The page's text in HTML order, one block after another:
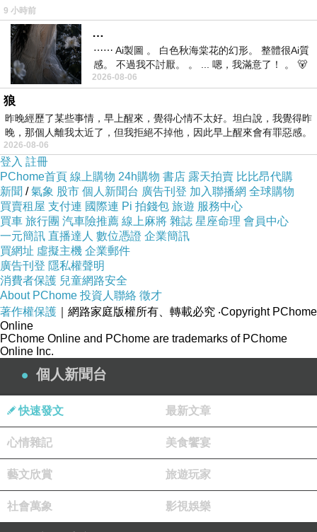
我誰都不要，請允許我，現在已經過了人生的四分之一，
如果是真的，現在我不敢肯定，現在我不敢肯定，那麼餘
下四分之三的時光請讓我來守護你好嗎？
日前想購入Puma Mobium Elite Speed V2 男鞋，想到家
裡原本舊的也使用了好幾年，該是換新的時候了。網路上
比價比了好久，最後決定在Yahoo奇摩購物中心購買！
現在這個物價越來越貴，但是薪資卻不太漲的年代，省錢
可以說是每個人都必須要會的技能，其實發現很多網購商
品，只要好好挑，就可以用最超值的價位買到所需的商
品。網路商店營業成本低、不受空間、時間的限制，整合
眾多種品牌，且網站流量高，如：
MOMO購物網
店......等都是全方位的購物網站，產品齊全、圖示說明清
楚，配送系統、退換貨機制健全，提供整套完整的購物、
客服系統，都是值得推薦的購物網站。購買商品，除了考
量價格以外，售後服務也是很重要的，不然縱使價格再便
宜，日後求助無門，也是十分惱人的，是吧！
在如今宅經濟的崛起，讓許多不愛出門的人們，只要家裡
9 小時前
…
⋯⋯ Ai製圖 。 白色秋海棠花的幻形。 整體很Ai質
感。 不過我不討厭。 。 ... 嗯，我滿意了！ 。 🐻
昨中
2026-08-06
狼
昨晚經歷了某些事情，早上醒來，覺得心情不太好。坦白說，我覺得昨
晚，那個人離我太近了，但我拒絕不掉他，因此早上醒來會有罪惡感。
2026-08-06
登入 註冊
PChome首頁 線上購物 24h購物 書店 露天拍賣 比比昂代購
新聞 /氣象 股市 個人新聞台 廣告刊登 加入聯播網 全球購物
買賣租屋 支付連 國際連 Pi 拍錢包 旅遊 服務中心
買車 旅行團 汽車險推薦 線上麻將 雜誌 星座命理 會員中心
一元簡訊 直播達人 數位憑證 企業簡訊
買網址 虛擬主機 企業郵件
廣告刊登 隱私權聲明
消費者保護 兒童網路安全
About PChome 投資人聯絡 徵才
著作權保護 ｜網路家庭版權所有、轉載必究 ‧Copyright PChome
Online
PChome Online and PChome are trademarks of PChome
Online Inc.
個人新聞台
快速發文 最新文章
心情雜記 美食饗宴
藝文欣賞 旅遊玩家
社會萬象 影視娛樂